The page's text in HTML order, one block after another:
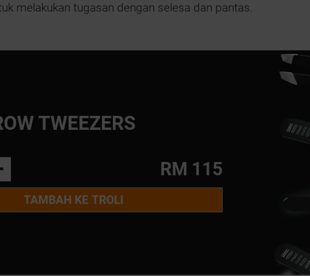
melakukan tugasan dengan selesa dan pantas.
TWEEZERS
RM 115
TAMBAH KE TROLI